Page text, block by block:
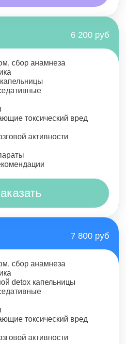
6 200 руб
сбор анамнеза
токсический вред
активности
7 800 руб
сбор анамнеза
detox капельницы
токсический вред
активности